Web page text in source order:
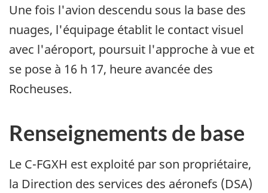
Une fois l'avion descendu sous la base des
nuages, l'équipage établit le contact visuel
avec l'aéroport, poursuit l'approche à vue et
se pose à 16 h 17, heure avancée des
Rocheuses.
Renseignements de base
Le C-FGXH est exploité par son propriétaire,
la Direction des services des aéronefs (DSA)